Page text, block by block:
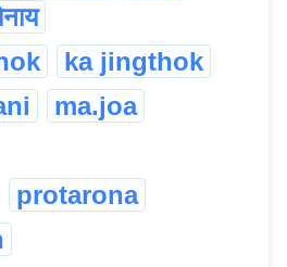
ka jingthok
ma.joa
protarona